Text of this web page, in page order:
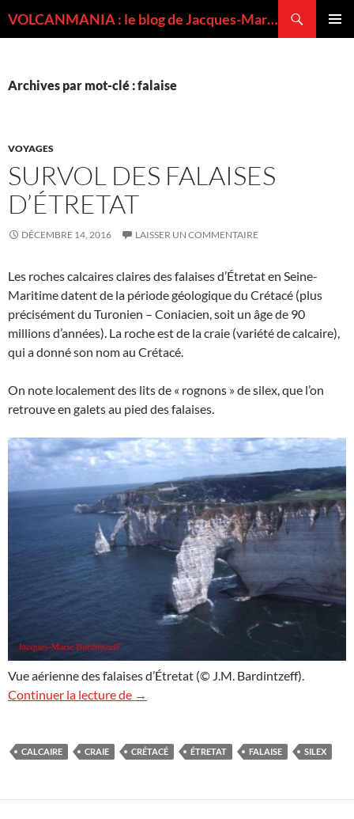
VOLCANMANIA : le blog de Jacques-Marie BARDINTZEFF, volcanologue
Archives par mot-clé : falaise
VOYAGES
SURVOL DES FALAISES
D’ÉTRETAT
DÉCEMBRE 14, 2016 LAISSER UN COMMENTAIRE
Les roches calcaires claires des falaises d’Étretat en Seine-
Maritime datent de la période géologique du Crétacé (plus
précisément du Turonien – Coniacien, soit un âge de 90
millions d’années). La roche est de la craie (variété de calcaire),
qui a donné son nom au Crétacé.
On note localement des lits de « rognons » de silex, que l’on
retrouve en galets au pied des falaises.
Vue aérienne des falaises d’Étretat (© J.M. Bardintzeff).
Continuer la lecture de
Survol des falaises d’Étretat
→
CALCAIRE CRAIE CRÉTACÉ ÉTRETAT FALAISE SILEX